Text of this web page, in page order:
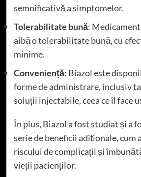
semnificativă a simptomelor.
Tolerabilitate bună:
aibă o tolerabilitate bună, cu
minime.
Conveniență: Biazol este
forme de administrare, inclusiv
soluții injectabile, ceea ce îl face
În plus, Biazol a fost studiat și a
serie de beneficii adiționale, cum
riscului de complicații și
vieții pacienților.